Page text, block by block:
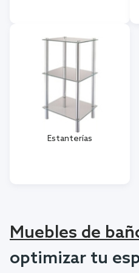
Estanterías
Muebles de
optimizar tu